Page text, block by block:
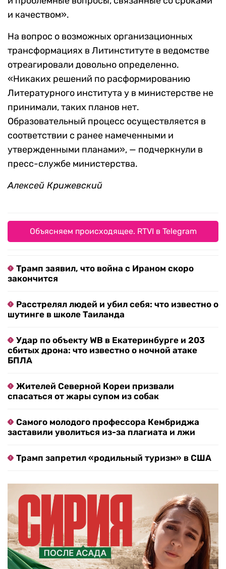
и качеством».
На вопрос о возможных организационных
трансформациях в Литинституте в ведомстве
отреагировали довольно определенно.
«Никаких решений по расформированию
Литературного института у в министерстве не
принимали, таких планов нет.
Образовательный процесс осуществляется в
соответствии с ранее намеченными и
утвержденными планами», — подчеркнули в
пресс-службе министерства.
Алексей Крижевский
Объясняем происходящее. RTVI в Telegram
Трамп заявил, что война с Ираном скоро
закончится
Расстрелял людей и убил себя: что известно о
шутинге в школе Таиланда
Удар по объекту WB в Екатеринбурге и 203
сбитых дрона: что известно о ночной атаке
БПЛА
Жителей Северной Кореи призвали
спасаться от жары супом из собак
Самого молодого профессора Кембриджа
заставили уволиться из-за плагиата и лжи
Трамп запретил «родильный туризм» в США